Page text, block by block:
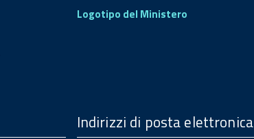
Logotipo del Ministero
Indirizzi di posta elettronica